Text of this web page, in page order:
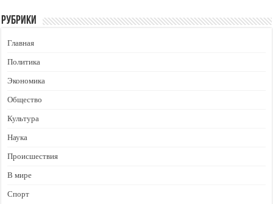
Рубрики
Главная
Политика
Экономика
Общество
Культура
Наука
Происшествия
В мире
Спорт